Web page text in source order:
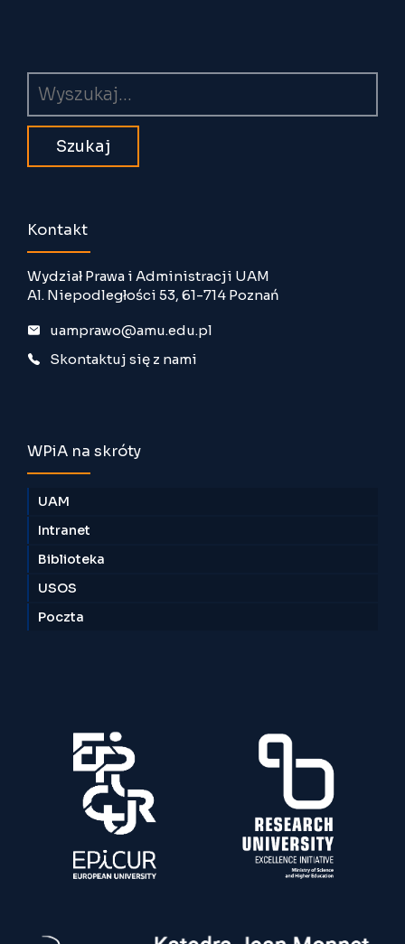
Wyszukiwarka
Kontakt
Wydział Prawa i Administracji UAM
Al. Niepodległości 53, 61-714 Poznań
uamprawo@amu.edu.pl
Skontaktuj się z nami
WPiA na skróty
UAM
Intranet
Biblioteka
USOS
Poczta